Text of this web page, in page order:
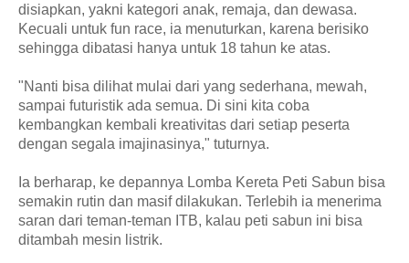
disiapkan, yakni kategori anak, remaja, dan dewasa.
Kecuali untuk fun race, ia menuturkan, karena berisiko
sehingga dibatasi hanya untuk 18 tahun ke atas.
"Nanti bisa dilihat mulai dari yang sederhana, mewah,
sampai futuristik ada semua. Di sini kita coba
kembangkan kembali kreativitas dari setiap peserta
dengan segala imajinasinya," tuturnya.
Ia berharap, ke depannya Lomba Kereta Peti Sabun bisa
semakin rutin dan masif dilakukan. Terlebih ia menerima
saran dari teman-teman ITB, kalau peti sabun ini bisa
ditambah mesin listrik.